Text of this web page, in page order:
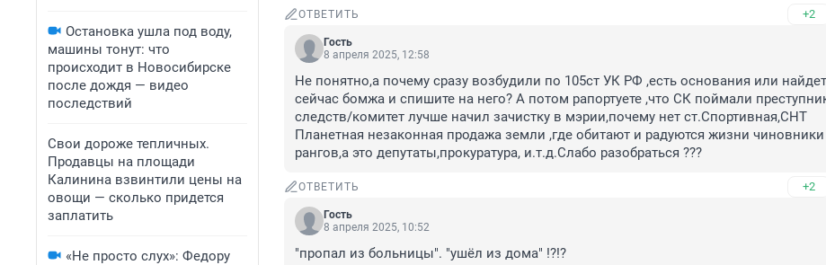
Остановка ушла под воду,
машины тонут: что
происходит в Новосибирске
после дождя — видео
последствий
Свои дороже тепличных.
Продавцы на площади
Калинина взвинтили цены на
овощи — сколько придется
заплатить
«Не просто слух»: Федору
ОТВЕТИТЬ +2
Гость
8 апреля 2025, 12:58
Не понятно,а почему сразу возбудили по 105ст УК РФ ,есть основания или
сейчас бомжа и спишите на него? А потом рапортуете ,что СК поймали
следств/комитет лучше начил зачистку в мэрии,почему нет ст.Спортивная,СНТ
Планетная незаконная продажа земли ,где обитают и радуются жизни чиновники
рангов,а это депутаты,прокуратура, и.т.д.Слабо разобраться ???
ОТВЕТИТЬ +2
Гость
8 апреля 2025, 10:52
"пропал из больницы". "ушёл из дома" !?!?